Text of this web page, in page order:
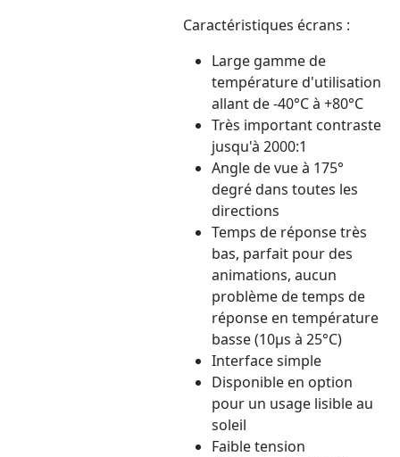
Caractéristiques écrans :
Large gamme de
température d'utilisation
allant de -40°C à +80°C
Très important contraste
jusqu'à 2000:1
Angle de vue à 175°
degré dans toutes les
directions
Temps de réponse très
bas, parfait pour des
animations, aucun
problème de temps de
réponse en température
basse (10µs à 25°C)
Interface simple
Disponible en option
pour un usage lisible au
soleil
Faible tension